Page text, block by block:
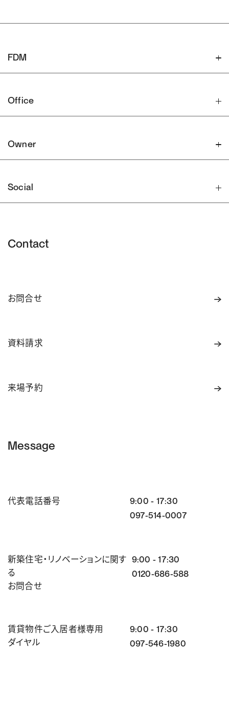
FDM
Office
Owner
Social
Contact
お問合せ
資料請求
来場予約
Message
代表電話番号
9:00 - 17:30
097-514-0007
新築住宅・リノベーションに関す
る
お問合せ
9:00 - 17:30
0120-686-588
賃貸物件ご入居者様専用
ダイヤル
9:00 - 17:30
097-546-1980